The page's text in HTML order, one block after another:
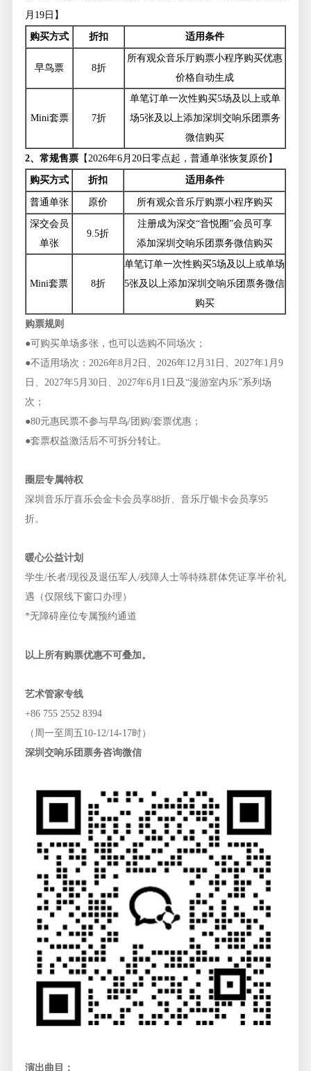
月19日】
购买方式 折扣 适用条件
早鸟票 8折
所有观众音乐厅购票小程序购买优惠
价格自动生成
Mini套票 7折
单笔订单一次性购买5场及以上或单
场5张及以上添加深圳交响乐团票务
微信购买
2、常规售票 【2026年6月20日零点起，普通单张恢复原价】
购买方式 折扣 适用条件
普通单张 原价 所有观众音乐厅购票小程序购买
深交会员
单张
9.5折
注册成为深交“音悦圈”会员可享
添加深圳交响乐团票务微信购买
Mini套票 8折
单笔订单一次性购买5场及以上或单场
5张及以上添加深圳交响乐团票务微信
购买
购票规则
●可购买单场多张，也可以选购不同场次；
●不适用场次：2026年8月2日、2026年12月31日、2027年1月9
日、2027年5月30日、2027年6月1日及“漫游室内乐”系列场
次；
●80元惠民票不参与早鸟/团购/套票优惠；
●套票权益激活后不可拆分转让。
圈层专属特权
深圳音乐厅喜乐会金卡会员享88折、音乐厅银卡会员享95
折。
暖心公益计划
学生/长者/现役及退伍军人/残障人士等特殊群体凭证享半价礼
遇（仅限线下窗口办理）
*无障碍座位专属预约通道
以上所有购票优惠不可叠加。
艺术管家专线
+86 755 2552 8394
（周一至周五10-12/14-17时）
深圳交响乐团票务咨询微信
演出曲目：